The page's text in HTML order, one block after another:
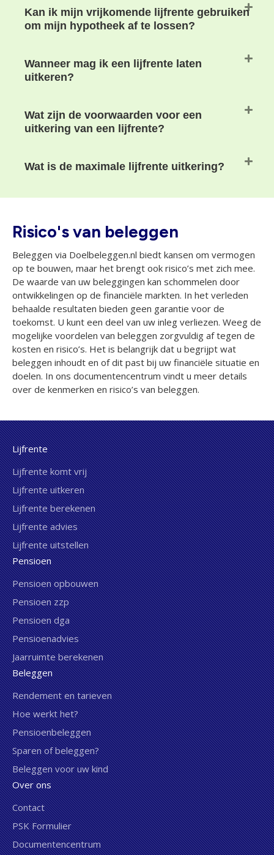
Kan ik mijn vrijkomende lijfrente gebruiken
om mijn hypotheek af te lossen?
Wanneer mag ik een lijfrente laten
uitkeren?
Wat zijn de voorwaarden voor een
uitkering van een lijfrente?
Wat is de maximale lijfrente uitkering?
Risico's van beleggen
Beleggen via Doelbeleggen.nl biedt kansen om vermogen
op te bouwen, maar het brengt ook risico’s met zich mee.
De waarde van uw beleggingen kan schommelen door
ontwikkelingen op de financiële markten. In het verleden
behaalde resultaten bieden geen garantie voor de
toekomst. U kunt een deel van uw inleg verliezen. Weeg de
mogelijke voordelen van beleggen zorgvuldig af tegen de
kosten en risico’s. Het is belangrijk dat u begrijpt wat
beleggen inhoudt en of dit past bij uw financiële situatie en
doelen. In ons documentencentrum vindt u meer details
over de kenmerken en risico’s van beleggen.
Lijfrente
Lijfrente komt vrij
Lijfrente uitkeren
Lijfrente berekenen
Lijfrente advies
Lijfrente uitstellen
Pensioen
Pensioen opbouwen
Pensioen zzp
Pensioen dga
Pensioenadvies
Jaarruimte berekenen
Beleggen
Rendement en tarieven
Hoe werkt het?
Pensioenbeleggen
Sparen of beleggen?
Beleggen voor uw kind
Over ons
Contact
PSK Formulier
Documentencentrum